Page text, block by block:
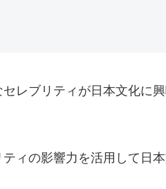
レブリティが日本文化に
ィの影響力を活用して日